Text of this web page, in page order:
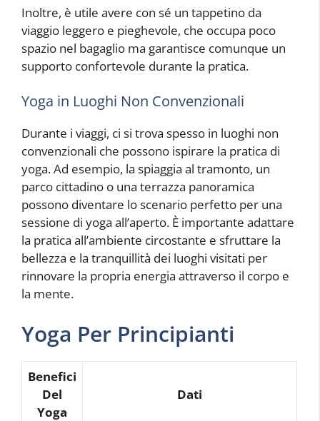
Inoltre, è utile avere con sé un tappetino da
viaggio leggero e pieghevole, che occupa poco
spazio nel bagaglio ma garantisce comunque un
supporto confortevole durante la pratica.
Yoga in Luoghi Non Convenzionali
Durante i viaggi, ci si trova spesso in luoghi non
convenzionali che possono ispirare la pratica di
yoga. Ad esempio, la spiaggia al tramonto, un
parco cittadino o una terrazza panoramica
possono diventare lo scenario perfetto per una
sessione di yoga all’aperto. È importante adattare
la pratica all’ambiente circostante e sfruttare la
bellezza e la tranquillità dei luoghi visitati per
rinnovare la propria energia attraverso il corpo e
la mente.
Yoga Per Principianti
Benefici
Del
Yoga
Dati